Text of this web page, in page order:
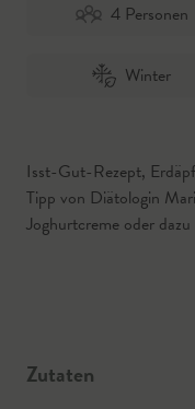
4 Personen
Winter
Isst-Gut-Rezept,
Tipp von Diätologin
Joghurtcreme oder
Zutaten